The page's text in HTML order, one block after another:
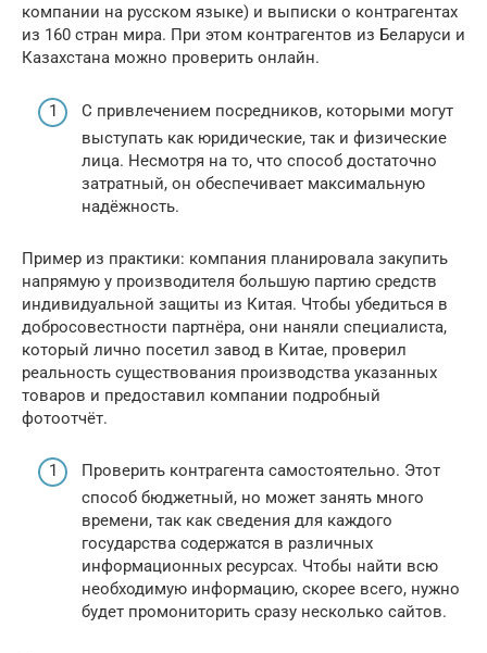
компании на русском языке) и выписки о контрагентах
из 160 стран мира. При этом контрагентов из Беларуси и
Казахстана можно проверить онлайн.
С привлечением посредников, которыми могут
выступать как юридические, так и физические
лица. Несмотря на то, что способ достаточно
затратный, он обеспечивает максимальную
надёжность.
Пример из практики: компания планировала закупить
напрямую у производителя большую партию средств
индивидуальной защиты из Китая. Чтобы убедиться в
добросовестности партнёра, они наняли специалиста,
который лично посетил завод в Китае, проверил
реальность существования производства указанных
товаров и предоставил компании подробный
фотоотчёт.
Проверить контрагента самостоятельно. Этот
способ бюджетный, но может занять много
времени, так как сведения для каждого
государства содержатся в различных
информационных ресурсах. Чтобы найти всю
необходимую информацию, скорее всего, нужно
будет промониторить сразу несколько сайтов.